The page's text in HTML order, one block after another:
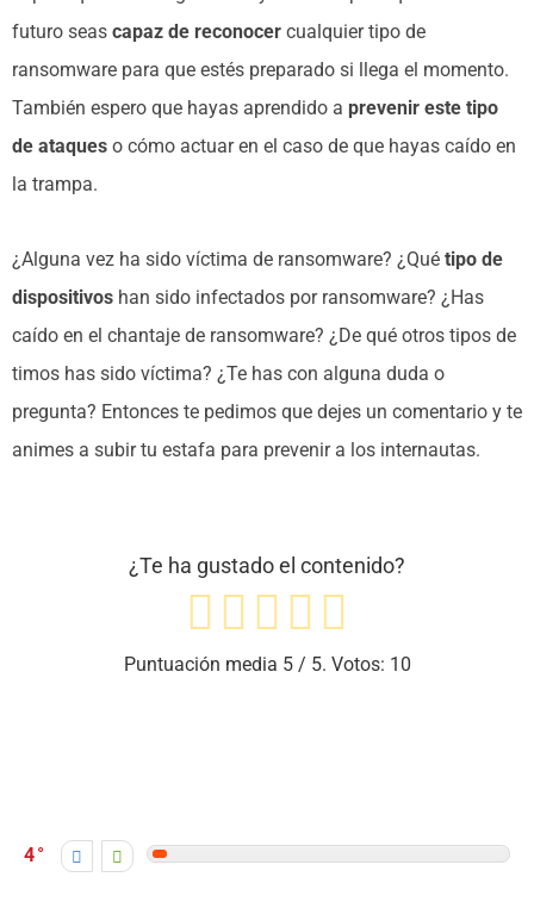
futuro seas capaz de reconocer cualquier tipo de
ransomware para que estés preparado si llega el momento.
También espero que hayas aprendido a prevenir este tipo
de ataques o cómo actuar en el caso de que hayas caído en
la trampa.
¿Alguna vez ha sido víctima de ransomware? ¿Qué tipo de
dispositivos han sido infectados por ransomware? ¿Has
caído en el chantaje de ransomware? ¿De qué otros tipos de
timos has sido víctima? ¿Te has con alguna duda o
pregunta? Entonces te pedimos que dejes un comentario y te
animes a subir tu estafa para prevenir a los internautas.
¿Te ha gustado el contenido?
Puntuación media 5/ 5. Votos: 10
4